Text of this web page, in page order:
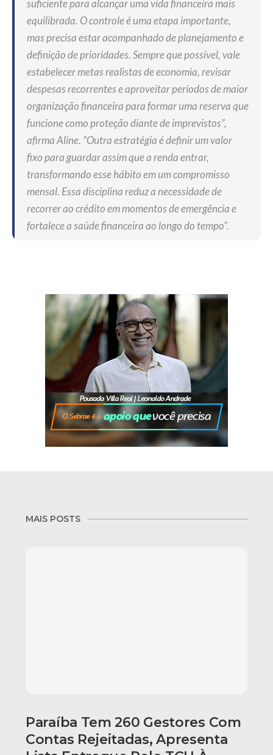
suficiente para alcançar uma vida financeira mais
equilibrada. O controle é uma etapa importante,
mas precisa estar acompanhado de planejamento e
definição de prioridades. Sempre que possível, vale
estabelecer metas realistas de economia, revisar
despesas recorrentes e aproveitar períodos de maior
organização financeira para formar uma reserva que
funcione como proteção diante de imprevistos”,
afirma Aline. “Outra estratégia é definir um valor
fixo para guardar assim que a renda entrar,
transformando esse hábito em um compromisso
mensal. Essa disciplina reduz a necessidade de
recorrer ao crédito em momentos de emergência e
fortalece a saúde financeira ao longo do tempo”.
MAIS POSTS
Paraíba Tem 260 Gestores Com
Contas Rejeitadas, Apresenta